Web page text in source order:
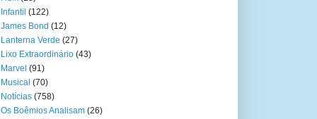
Infantil (122)
James Bond (12)
Lanterna Verde (27)
Lixo Extraordinário (43)
Marvel (91)
Musical (70)
Notícias (758)
Os Boêmios Analisam (26)